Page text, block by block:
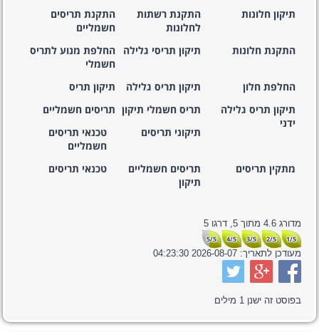
תיקון חלונות
התקנת רשתות
לחלונות
התקנת תריסים
חשמליים
התקנת חלונות
תיקון תריסי גלילה
החלפת מנוע לתריס
חשמלי
החלפת חלון
תיקון תריס גלילה
תיקון תריס
תיקון תריס גלילה
ידני
תריס חשמלי תיקון תריסים חשמליים
תיקוני תריסים
טכנאי תריסים
חשמליים
מתקין תריסים
תריסים חשמליים
תיקון
טכנאי תריסים
מדורג4.6 מתוך5, דרגו5
1/5
2/5
3/5
4/5
5/5
מעודכן לתאריך:2026-08-07 04:23:30
בפוסט זה ישנן1 מילים